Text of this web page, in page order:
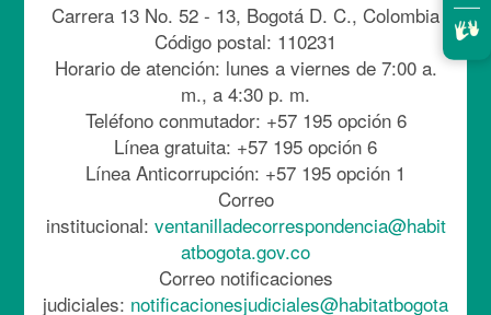
Carrera 13 No. 52 - 13, Bogotá D. C., Colombia
Código postal: 110231
Horario de atención: lunes a viernes de 7:00 a.
m., a 4:30 p. m.
Teléfono conmutador: +57 195 opción 6
Línea gratuita: +57 195 opción 6
Línea Anticorrupción: +57 195 opción 1
Correo
institucional: ventanilladecorrespondencia@habit
atbogota.gov.co
Correo notificaciones
judiciales: notificacionesjudiciales@habitatbogota